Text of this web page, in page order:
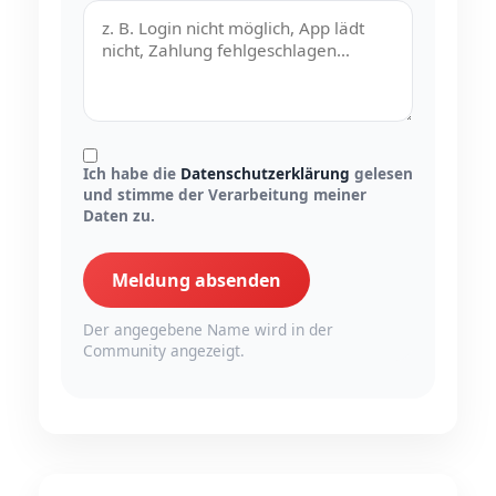
Ich habe die Datenschutzerklärung gelesen
und stimme der Verarbeitung meiner
Daten zu.
Meldung absenden
Der angegebene Name wird in der
Community angezeigt.